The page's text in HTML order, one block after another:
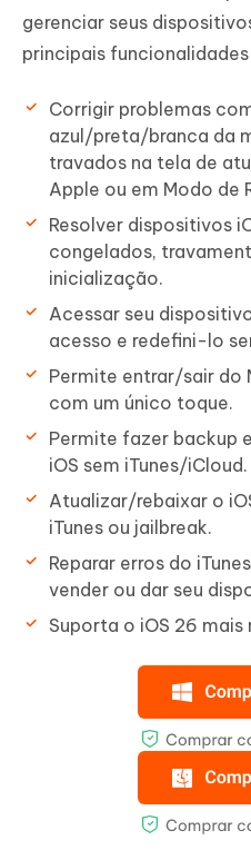
gerenciar seus
principais
Corrigir problemas
azul/preta/branca da
travados na tela de
Apple ou em Modo de
Resolver dispositivos
congelados,
inicialização.
Acessar seu
acesso e redefini-lo
Permite entrar/sair do
com um único toque.
Permite fazer backup
iOS sem iTunes/iCloud.
Atualizar/rebaixar o
iTunes ou jailbreak.
Reparar erros do
vender ou dar seu
Suporta o iOS 26 mais